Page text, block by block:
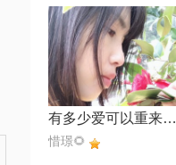
有多少爱可以重来【缺女声】
惜璟🌻